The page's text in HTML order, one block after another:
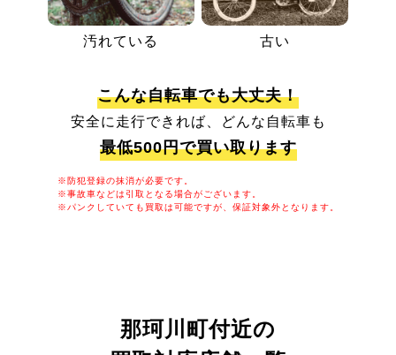
汚れている 古い
こんな自転車でも大丈夫！
安全に走行できれば、どんな自転車も
最低500円で買い取ります
※防犯登録の抹消が必要です。
※事故車などは引取となる場合がございます。
※パンクしていても買取は可能ですが、保証対象外となります。
那珂川町付近の